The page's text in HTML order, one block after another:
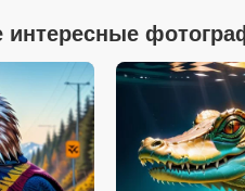
интересные